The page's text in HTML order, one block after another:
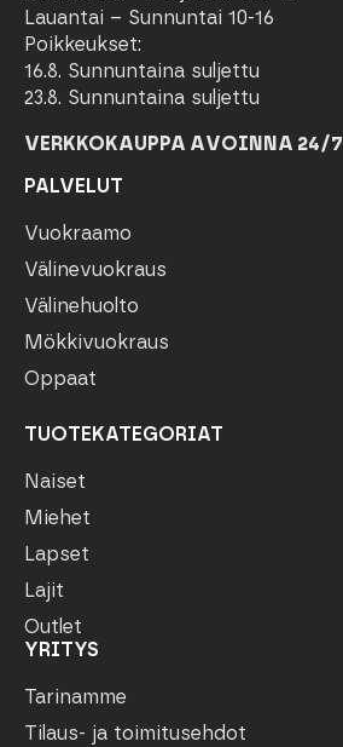
Lauantai – Sunnuntai 10-16
Poikkeukset:
16.8. Sunnuntaina suljettu
23.8. Sunnuntaina suljettu
VERKKOKAUPPA AVOINNA 24/7
PALVELUT
Vuokraamo
Välinevuokraus
Välinehuolto
Mökkivuokraus
Oppaat
TUOTEKATEGORIAT
Naiset
Miehet
Lapset
Lajit
Outlet
YRITYS
Tarinamme
Tilaus- ja toimitusehdot